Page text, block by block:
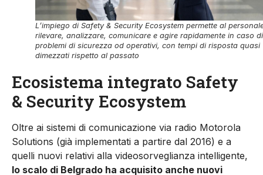
L’impiego di Safety & Security Ecosystem permette al
rilevare, analizzare, comunicare e agire rapidamente in caso di
problemi di sicurezza od operativi, con tempi di risposta quasi
dimezzati rispetto al passato
Ecosistema integrato Safety
& Security Ecosystem
Oltre ai sistemi di comunicazione via radio Motorola
Solutions (già implementati a partire dal 2016) e a
quelli nuovi relativi alla videosorveglianza intelligente,
lo scalo di Belgrado ha acquisito anche nuovi